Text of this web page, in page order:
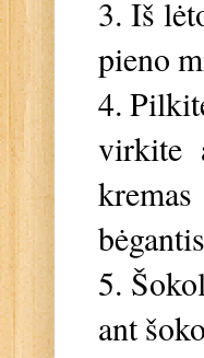
3. Iš
pieno
4.
virkite
5.
ant